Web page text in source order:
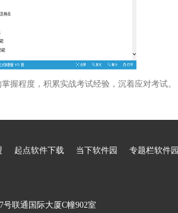
握程度，积累实战考试经验，沉着应对考试。
起点软件下载 当下软件园 专题栏软件园
联通国际大厦C幢902室